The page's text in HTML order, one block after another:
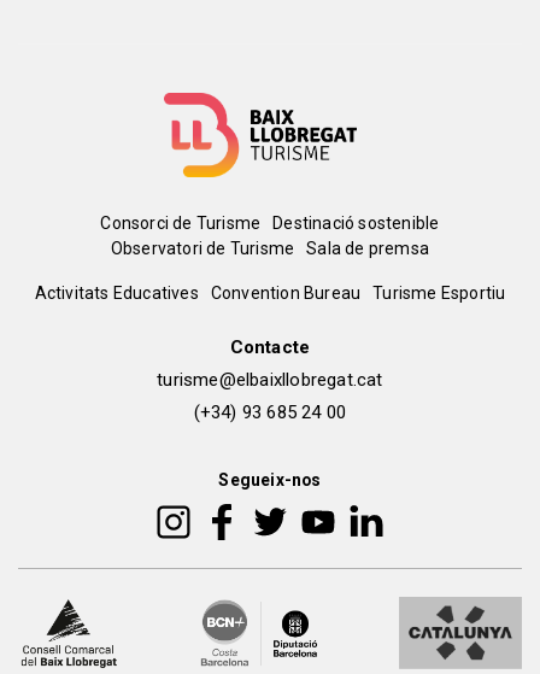
Menú
del
Consorci de Turisme
Destinació sostenible
Observatori de Turisme
Sala de premsa
Peu
Activitats Educatives Convention Bureau Turisme Esportiu
Contacte
turisme@elbaixllobregat.cat
(+34) 93 685 24 00
Segueix-nos